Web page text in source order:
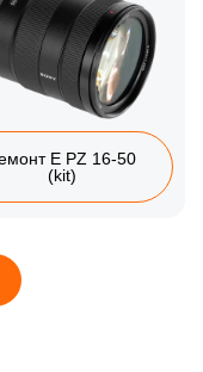
E PZ 16‑50
(kit)